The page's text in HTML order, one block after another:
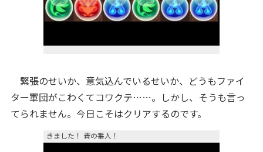
緊張のせいか、意気込んでいるせいか、どうもファイ
ター軍団がこわくてコワクテ……。しかし、そうも言っ
てられません。今日こそはクリアするのです。
きました！ 青の番人！